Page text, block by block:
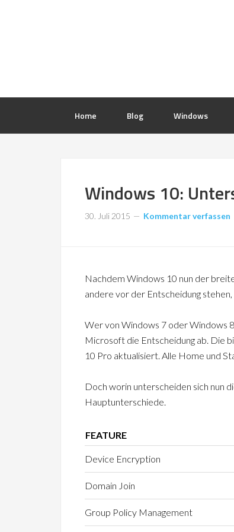
Home Blog Windows
Windows 10:
30. Juli 2015 Kommentar verfassen
Nachdem Windows 10 nun der
andere vor der Entscheidung
Wer von Windows 7 oder Windows
Microsoft die Entscheidung ab. Die
10 Pro aktualisiert. Alle Home und
Doch worin unterscheiden sich nun
Hauptunterschiede.
FEATURE
Device Encryption
Domain Join
Group Policy Management